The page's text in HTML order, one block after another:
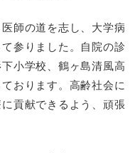
師の道を志し、大学病
参りました。自院の診
小学校、鶴ヶ島清風高
おります。高齢社会に
貢献できるよう、頑張